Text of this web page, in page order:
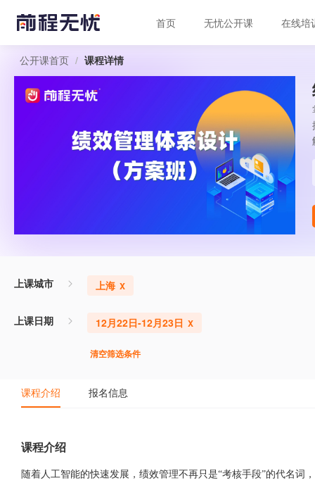
首页 无忧公开课 在线培
公开课首页 / 课程详情
上课城市 上海
上课日期 12月22日-12月23日
清空筛选条件
课程介绍 报名信息
课程介绍
随着人工智能的快速发展，绩效管理不再只是“考核手段”的代名词